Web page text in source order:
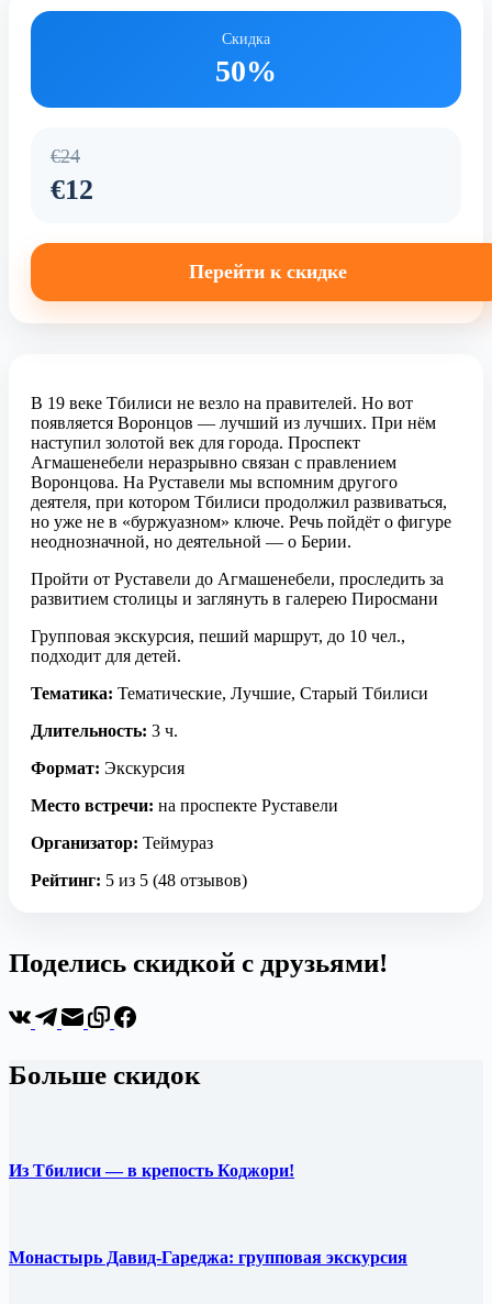
Скидка
50%
€24
€12
Перейти к скидке
В 19 веке Тбилиси не везло на правителей. Но вот
появляется Воронцов — лучший из лучших. При нём
наступил золотой век для города. Проспект
Агмашенебели неразрывно связан с правлением
Воронцова. На Руставели мы вспомним другого
деятеля, при котором Тбилиси продолжил развиваться,
но уже не в «буржуазном» ключе. Речь пойдёт о фигуре
неоднозначной, но деятельной — о Берии.
Пройти от Руставели до Агмашенебели, проследить за
развитием столицы и заглянуть в галерею Пиросмани
Групповая экскурсия, пеший маршрут, до 10 чел.,
подходит для детей.
Тематика: Тематические, Лучшие, Старый Тбилиси
Длительность: 3 ч.
Формат: Экскурсия
Место встречи: на проспекте Руставели
Организатор: Теймураз
Рейтинг: 5 из 5 (48 отзывов)
Поделись скидкой с друзьями!
Больше скидок
Из Тбилиси — в крепость Коджори!
Монастырь Давид-Гареджа: групповая экскурсия